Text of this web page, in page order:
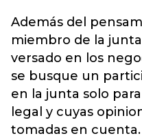
Además del
miembro de la
versado en los
se busque un
en la junta solo
legal y cuyas
tomadas en cuenta.